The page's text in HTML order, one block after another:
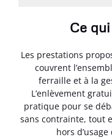
Ce
Les prestations
couvrent
ferraille et à la
L’enlèvement
pratique pour se
sans contrainte, tout
hors